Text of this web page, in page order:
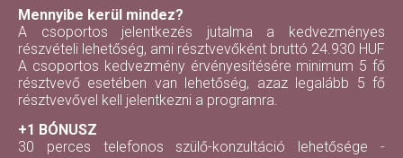
Mennyibe kerül mindez?
A csoportos jelentkezés jutalma a kedvezményes
részvételi lehetőség, ami résztvevőként bruttó 24.930 HUF
A csoportos kedvezmény érvényesítésére minimum 5 fő
résztvevő esetében van lehetőség, azaz legalább 5 fő
résztvevővel kell jelentkezni a programra.
+1 BÓNUSZ
30 perces telefonos szülő-konzultáció lehetősége -